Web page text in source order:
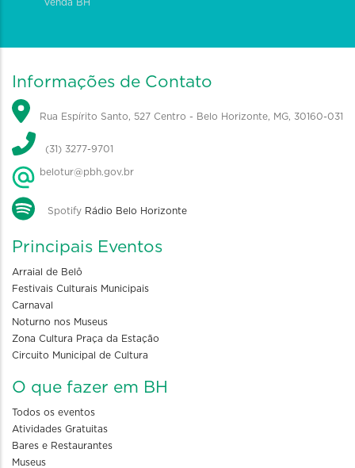
Venda BH
Informações de Contato
Rua Espírito Santo, 527 Centro - Belo Horizonte, MG, 30160-031
(31) 3277-9701
belotur@pbh.gov.br
Spotify Rádio Belo Horizonte
Principais Eventos
Arraial de Belô
Festivais Culturais Municipais
Carnaval
Noturno nos Museus
Zona Cultura Praça da Estação
Circuito Municipal de Cultura
O que fazer em BH
Todos os eventos
Atividades Gratuitas
Bares e Restaurantes
Museus